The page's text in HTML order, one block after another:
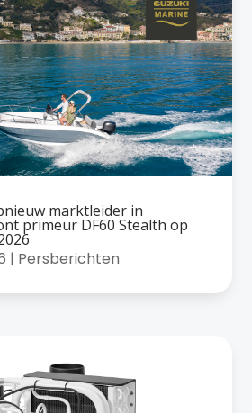
marktleider in
primeur DF60 Stealth op
| Persberichten